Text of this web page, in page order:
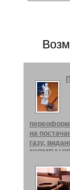
на
газу,
здійснює